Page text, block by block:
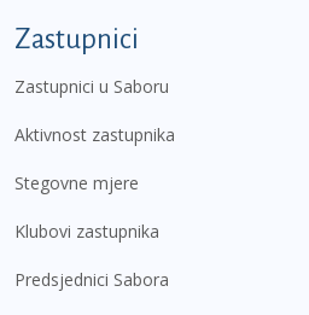
Zastupnici
Zastupnici u Saboru
Aktivnost zastupnika
Stegovne mjere
Klubovi zastupnika
Predsjednici Sabora